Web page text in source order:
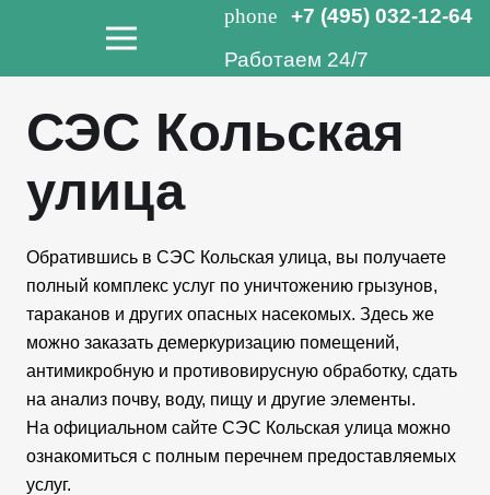
phone
+7 (495) 032-12-64
Работаем 24/7
СЭС Кольская
улица
Обратившись в СЭС Кольская улица, вы получаете
полный комплекс услуг по уничтожению грызунов,
тараканов и других опасных насекомых. Здесь же
можно заказать демеркуризацию помещений,
антимикробную и противовирусную обработку, сдать
на анализ почву, воду, пищу и другие элементы.
На официальном сайте СЭС Кольская улица можно
ознакомиться с полным перечнем предоставляемых
услуг.